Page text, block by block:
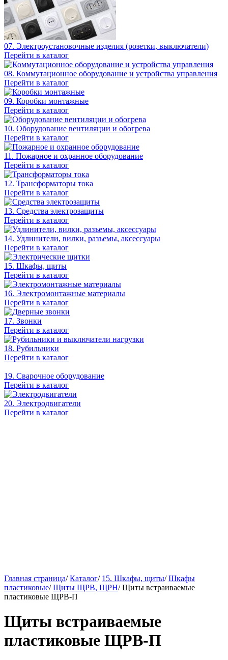
07. Электроустановочные изделия (розетки, выключатели)
Перейти в каталог
08. Коммутационное оборудование и устройства управления
Перейти в каталог
09. Коробки монтажные
Перейти в каталог
10. Оборудование вентиляции и обогрева
Перейти в каталог
11. Пожарное и охранное оборудование
Перейти в каталог
12. Трансформаторы тока
Перейти в каталог
13. Средства электрозащиты
Перейти в каталог
14. Удлинители, вилки, разъемы, аксессуары
Перейти в каталог
15. Шкафы, щиты
Перейти в каталог
16. Электромонтажные материалы
Перейти в каталог
17. Звонки
Перейти в каталог
18. Рубильники
Перейти в каталог
19. Сварочное оборудование
Перейти в каталог
20. Электродвигатели
Перейти в каталог
Главная страница/ Каталог/ 15. Шкафы, щиты/ Шкафы
пластиковые/ Щиты ЩРВ, ЩРН/ Щиты встраиваемые
пластиковые ЩРВ-П
Щиты встраиваемые
пластиковые ЩРВ-П